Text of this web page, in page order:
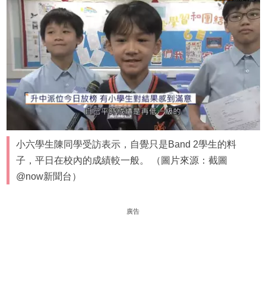
小六學生陳同學受訪表示，自覺只是Band 2學生的料
子，平日在校內的成績較一般。 （圖片來源：截圖
@now新聞台）
廣告